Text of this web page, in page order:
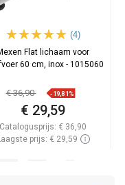
(4)
Flat lichaam voor
60 cm, inox - 1015060
€ 36,90 -19,81%
€ 29,59
Catalogusprijs: € 36,90
prijs: € 29,59